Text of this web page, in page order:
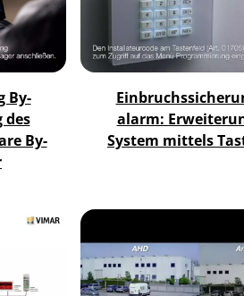
By-
des
By-
alarm:
System mittels